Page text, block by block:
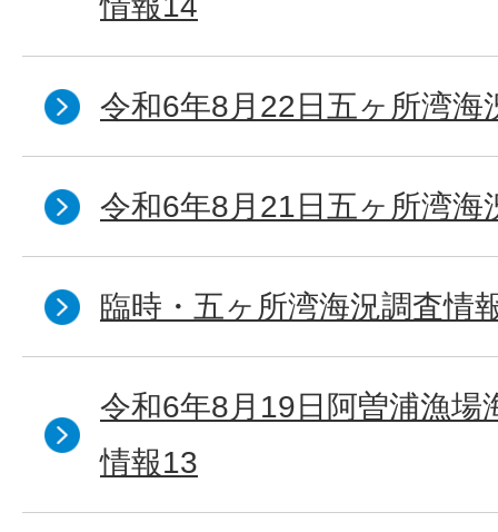
令和6年8月22日五ヶ所湾海
令和6年8月21日五ヶ所湾海
臨時・五ヶ所湾海況調査情
令和6年8月19日阿曽浦漁場
情報13